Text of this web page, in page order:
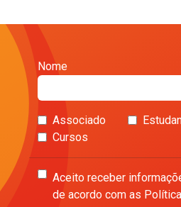
Nome
Associado
Cursos
Aceito receber
de acordo com as